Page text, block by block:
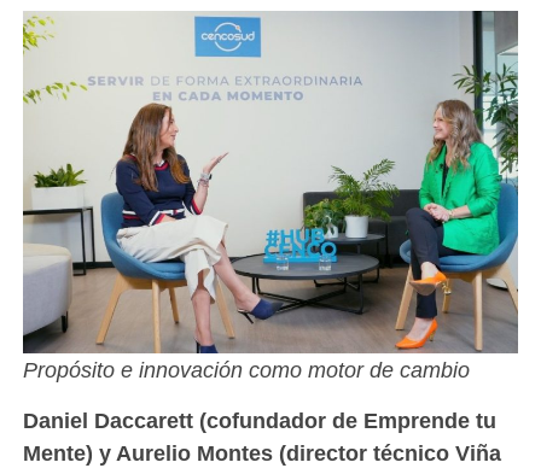
Propósito e innovación como motor de cambio
Daniel Daccarett (cofundador de Emprende tu
Mente) y Aurelio Montes (director técnico Viña